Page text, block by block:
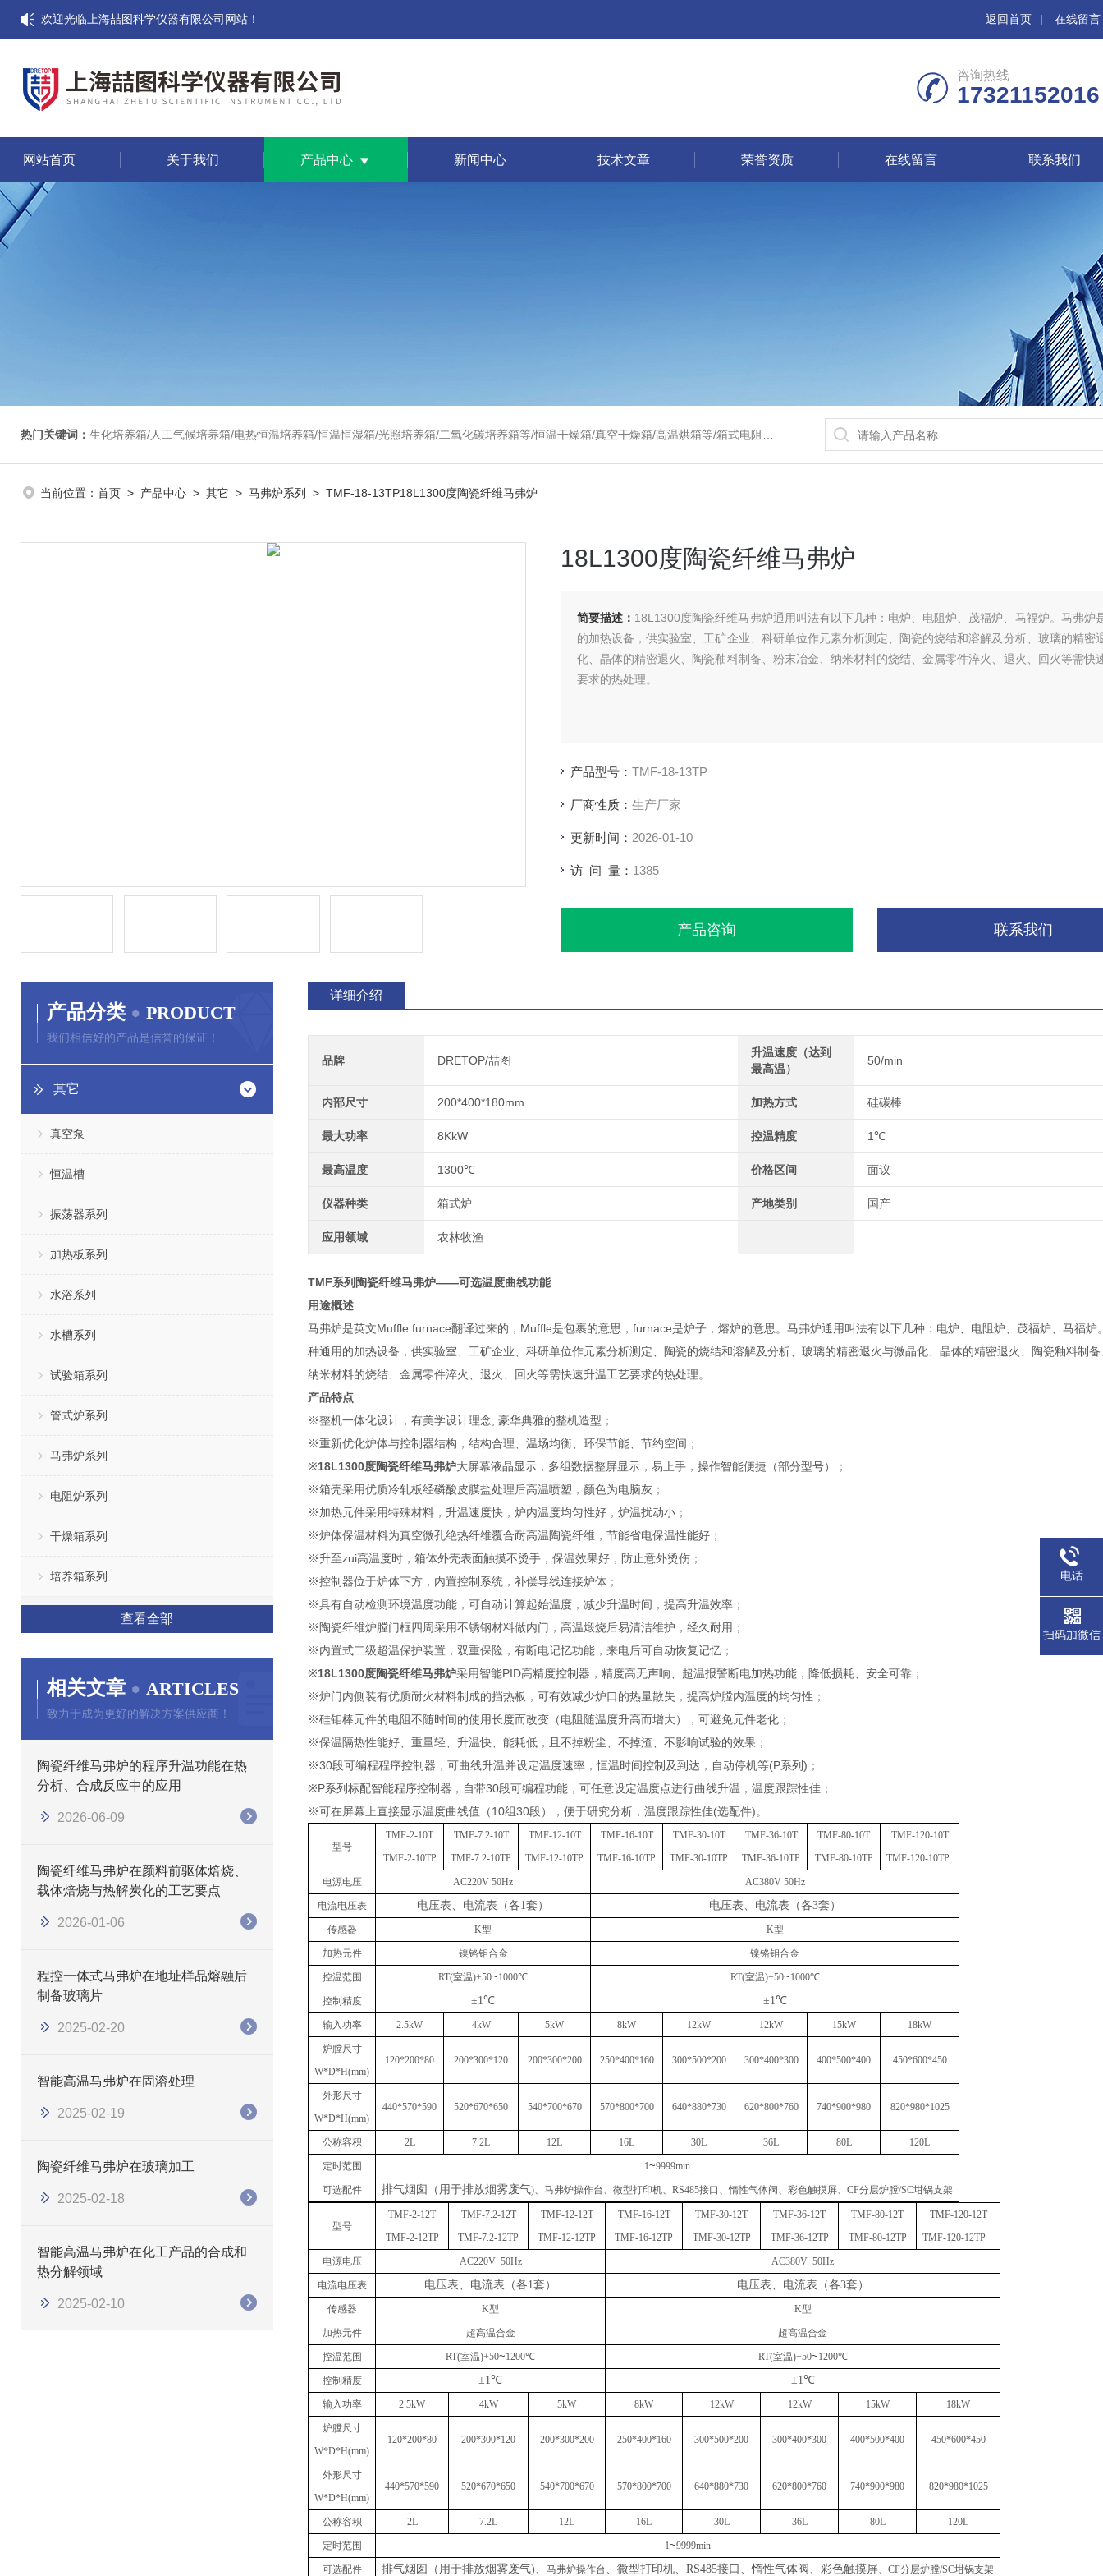
欢迎光临上海喆图科学仪器有限公司网站！ 返回首页 | 在线留言
咨询热线
17321152016
网站首页 关于我们 产品中心 新闻中心 技术文章 荣誉资质 在线留言 联系我们
热门关键词： 生化培养箱/人工气候培养箱/电热恒温培养箱/恒温恒湿箱/光照培养箱/二氧化碳培养箱等/恒温干燥箱/真空干燥箱/高温烘箱等/箱式电阻炉/陶瓷纤维马弗炉/高温马弗炉/管式炉/气氛炉/试验箱/摇床/振荡器/水槽/水浴锅等
当前位置： 首页 > 产品中心 > 其它 > 马弗炉系列 > TMF-18-13TP18L1300度陶瓷纤维马弗炉
18L1300度陶瓷纤维马弗炉
简要描述： 18L1300度陶瓷纤维马弗炉通用叫法有以下几种：电炉、电阻炉、茂福炉、马福炉。马弗炉
的加热设备，供实验室、工矿企业、科研单位作元素分析测定、陶瓷的烧结和溶解及分析、玻璃的精密
化、晶体的精密退火、陶瓷釉料制备、粉末冶金、纳米材料的烧结、金属零件淬火、退火、回火等需快
要求的热处理。
产品型号： TMF-18-13TP
厂商性质： 生产厂家
更新时间： 2026-01-10
访 问 量： 1385
产品咨询 联系我们
产品分类 PRODUCT
我们相信好的产品是信誉的保证！
其它
真空泵
恒温槽
振荡器系列
加热板系列
水浴系列
水槽系列
试验箱系列
管式炉系列
马弗炉系列
电阻炉系列
干燥箱系列
培养箱系列
查看全部
相关文章 ARTICLES
致力于成为更好的解决方案供应商！
陶瓷纤维马弗炉的程序升温功能在热
分析、合成反应中的应用
2026-06-09
陶瓷纤维马弗炉在颜料前驱体焙烧、
载体焙烧与热解炭化的工艺要点
2026-01-06
程控一体式马弗炉在地址样品熔融后
制备玻璃片
2025-02-20
智能高温马弗炉在固溶处理
2025-02-19
陶瓷纤维马弗炉在玻璃加工
2025-02-18
智能高温马弗炉在化工产品的合成和
热分解领域
2025-02-10
详细介绍
品牌 DRETOP/喆图
升温速度（达到
最高温）
50/min
内部尺寸 200*400*180mm 加热方式 硅碳棒
最大功率 8KkW 控温精度 1℃
最高温度 1300℃ 价格区间 面议
仪器种类 箱式炉 产地类别 国产
应用领域 农林牧渔
TMF系列陶瓷纤维马弗炉——可选温度曲线功能
用途概述
马弗炉是英文Muffle furnace翻译过来的，Muffle是包裹的意思，furnace是炉子，熔炉的意思。马弗炉通用叫法有以下几种：电炉、电阻炉、茂福炉、马福炉
种通用的加热设备，供实验室、工矿企业、科研单位作元素分析测定、陶瓷的烧结和溶解及分析、玻璃的精密退火与微晶化、晶体的精密退火、陶瓷釉料制
纳米材料的烧结、金属零件淬火、退火、回火等需快速升温工艺要求的热处理。
产品特点
※整机一体化设计，有美学设计理念, 豪华典雅的整机造型；
※重新优化炉体与控制器结构，结构合理、温场均衡、环保节能、节约空间；
※18L1300度陶瓷纤维马弗炉大屏幕液晶显示，多组数据整屏显示，易上手，操作智能便捷（部分型号）；
※箱壳采用优质冷轧板经磷酸皮膜盐处理后高温喷塑，颜色为电脑灰；
※加热元件采用特殊材料，升温速度快，炉内温度均匀性好，炉温扰动小；
※炉体保温材料为真空微孔绝热纤维覆合耐高温陶瓷纤维，节能省电保温性能好；
※升至zui高温度时，箱体外壳表面触摸不烫手，保温效果好，防止意外烫伤；
※控制器位于炉体下方，内置控制系统，补偿导线连接炉体；
※具有自动检测环境温度功能，可自动计算起始温度，减少升温时间，提高升温效率；
※陶瓷纤维炉膛门框四周采用不锈钢材料做内门，高温煅烧后易清洁维护，经久耐用；
※内置式二级超温保护装置，双重保险，有断电记忆功能，来电后可自动恢复记忆；
※18L1300度陶瓷纤维马弗炉采用智能PID高精度控制器，精度高无声响、超温报警断电加热功能，降低损耗、安全可靠；
※炉门内侧装有优质耐火材料制成的挡热板，可有效减少炉口的热量散失，提高炉膛内温度的均匀性；
※硅钼棒元件的电阻不随时间的使用长度而改变（电阻随温度升高而增大），可避免元件老化；
※保温隔热性能好、重量轻、升温快、能耗低，且不掉粉尘、不掉渣、不影响试验的效果；
※30段可编程程序控制器，可曲线升温并设定温度速率，恒温时间控制及到达，自动停机等(P系列)；
※P系列标配智能程序控制器，自带30段可编程功能，可任意设定温度点进行曲线升温，温度跟踪性佳；
※可在屏幕上直接显示温度曲线值（10组30段），便于研究分析，温度跟踪性佳(选配件)。
型号
TMF-2-10T
TMF-2-10TP
TMF-7.2-10T
TMF-7.2-10TP
TMF-12-10T
TMF-12-10TP
TMF-16-10T
TMF-16-10TP
TMF-30-10T
TMF-30-10TP
TMF-36-10T
TMF-36-10TP
TMF-80-10T
TMF-80-10TP
TMF-120-10T
TMF-120-10TP
电源电压 AC220V 50Hz AC380V 50Hz
电流电压表 电压表、电流表（各1套） 电压表、电流表（各3套）
传感器 K型 K型
加热元件 镍铬钼合金 镍铬钼合金
控温范围 RT(室温)+50~1000℃ RT(室温)+50~1000℃
控制精度 ±1℃ ±1℃
输入功率 2.5kW 4kW 5kW 8kW 12kW 12kW 15kW 18kW
炉膛尺寸
W*D*H(mm)
120*200*80 200*300*120 200*300*200 250*400*160 300*500*200 300*400*300 400*500*400 450*600*450
外形尺寸
W*D*H(mm)
440*570*590 520*670*650 540*700*670 570*800*700 640*880*730 620*800*760 740*900*980 820*980*1025
公称容积 2L 7.2L 12L 16L 30L 36L 80L 120L
定时范围 1~9999min
可选配件 排气烟囱（用于排放烟雾废气)、马弗炉操作台、微型打印机、RS485接口、惰性气体阀、彩色触摸屏、CF分层炉膛/SC坩锅支架
型号
TMF-2-12T
TMF-2-12TP
TMF-7.2-12T
TMF-7.2-12TP
TMF-12-12T
TMF-12-12TP
TMF-16-12T
TMF-16-12TP
TMF-30-12T
TMF-30-12TP
TMF-36-12T
TMF-36-12TP
TMF-80-12T
TMF-80-12TP
TMF-120-12T
TMF-120-12TP
电源电压 AC220V 50Hz AC380V 50Hz
电流电压表 电压表、电流表（各1套） 电压表、电流表（各3套）
传感器 K型 K型
加热元件 超高温合金 超高温合金
控温范围 RT(室温)+50~1200℃ RT(室温)+50~1200℃
控制精度 ±1℃ ±1℃
输入功率 2.5kW 4kW 5kW 8kW 12kW 12kW 15kW 18kW
炉膛尺寸
W*D*H(mm)
120*200*80 200*300*120 200*300*200 250*400*160 300*500*200 300*400*300 400*500*400 450*600*450
外形尺寸
W*D*H(mm)
440*570*590 520*670*650 540*700*670 570*800*700 640*880*730 620*800*760 740*900*980 820*980*1025
公称容积 2L 7.2L 12L 16L 30L 36L 80L 120L
定时范围 1~9999min
可选配件 排气烟囱（用于排放烟雾废气)、 马弗炉操作台、微型打印机、 RS485接口、惰性气体阀、彩色触摸屏、 CF分层炉膛/SC坩锅支架
电话
扫码加微信